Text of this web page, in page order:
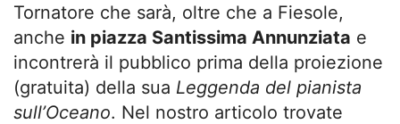
Tornatore che sarà, oltre che a Fiesole,
anche in piazza Santissima Annunziata e
incontrerà il pubblico prima della proiezione
(gratuita) della sua Leggenda del pianista
sull’Oceano. Nel nostro articolo trovate